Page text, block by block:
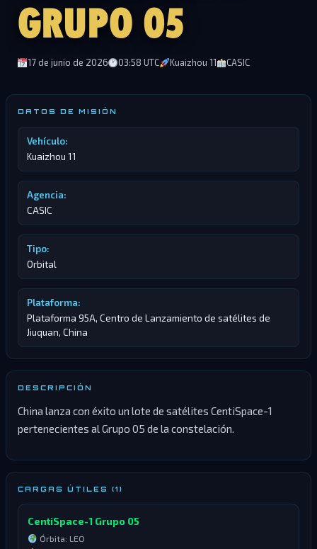
GRUPO 05
17 de junio de 2026 03:58 UTC Kuaizhou 11 CASIC
DATOS DE MISIÓN
Vehículo:
Kuaizhou 11
Agencia:
CASIC
Tipo:
Orbital
Plataforma:
Plataforma 95A, Centro de Lanzamiento de satélites de
Jiuquan, China
DESCRIPCIÓN
China lanza con éxito un lote de satélites CentiSpace-1
pertenecientes al Grupo 05 de la constelación.
CARGAS ÚTILES (1)
CentiSpace-1 Grupo 05
Órbita: LEO